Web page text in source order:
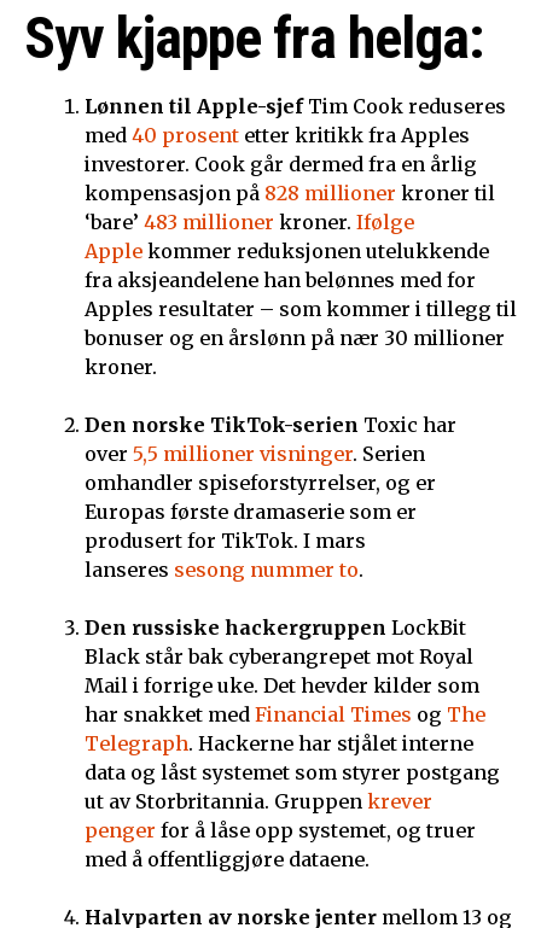
Syv kjappe fra helga:
Lønnen til Apple-sjef Tim Cook reduseres
med 40 prosent etter kritikk fra Apples
investorer. Cook går dermed fra en årlig
kompensasjon på 828 millioner kroner til
‘bare’ 483 millioner kroner. Ifølge
Apple kommer reduksjonen utelukkende
fra aksjeandelene han belønnes med for
Apples resultater – som kommer i tillegg til
bonuser og en årslønn på nær 30 millioner
kroner.
Den norske TikTok-serien Toxic har
over 5,5 millioner visninger. Serien
omhandler spiseforstyrrelser, og er
Europas første dramaserie som er
produsert for TikTok. I mars
lanseres sesong nummer to.
Den russiske hackergruppen LockBit
Black står bak cyberangrepet mot Royal
Mail i forrige uke. Det hevder kilder som
har snakket med Financial Times og The
Telegraph. Hackerne har stjålet interne
data og låst systemet som styrer postgang
ut av Storbritannia. Gruppen krever
penger for å låse opp systemet, og truer
med å offentliggjøre dataene.
Halvparten av norske jenter mellom 13 og